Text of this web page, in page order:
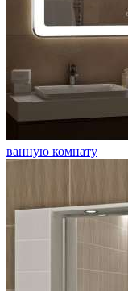
ванную комнату